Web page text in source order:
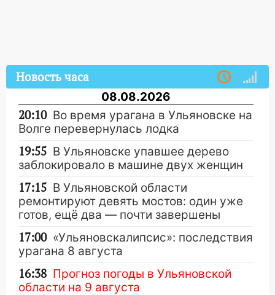
Новость часа
08.08.2026
20:10 Во время урагана в Ульяновске на
Волге перевернулась лодка
19:55 В Ульяновске упавшее дерево
заблокировало в машине двух женщин
17:15 В Ульяновской области
ремонтируют девять мостов: один уже
готов, ещё два — почти завершены
17:00 «Ульяновскалипсис»: последствия
урагана 8 августа
16:38 Прогноз погоды в Ульяновской
области на 9 августа